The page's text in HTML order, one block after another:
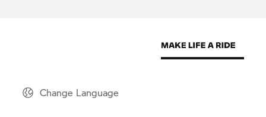
Change Language